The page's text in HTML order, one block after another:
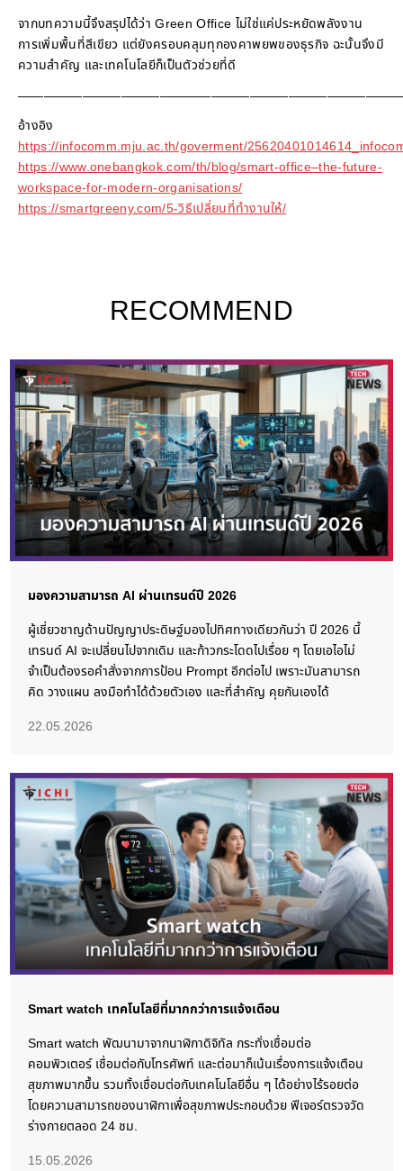
จากบทความนี้จึงสรุปได้ว่า Green Office ไม่ใช่แค่ประหยัดพลังงาน
การเพิ่มพื้นที่สีเขียว แต่ยังครอบคลุมทุกองคาพยพของธุรกิจ ฉะนั้นจึงมี
ความสำคัญ และเทคโนโลยีก็เป็นตัวช่วยที่ดี
อ้างอิง
https://infocomm.mju.ac.th/goverment/
https://www.onebangkok.com/th/blog/smart-office–the-future-
workspace-for-modern-organisations/
https://smartgreeny.com/5-วิธีเปลี่ยนที่ทำงานให้/
RECOMMEND
มองความสามารถ AI ผ่านเทรนด์ปี 2026
ผู้เชี่ยวชาญด้านปัญญาประดิษฐ์มองไปทิศทางเดียวกันว่า ปี 2026 นี้
เทรนด์ AI จะเปลี่ยนไปจากเดิม และก้าวกระโดดไปเรื่อย ๆ โดยเอไอไม่
จำเป็นต้องรอคำสั่งจากการป้อน Prompt อีกต่อไป เพราะมันสามารถ
คิด วางแผน ลงมือทำได้ด้วยตัวเอง และที่สำคัญ คุยกันเองได้
22.05.2026
Smart watch เทคโนโลยีที่มากกว่าการแจ้งเตือน
Smart watch พัฒนามาจากนาฬิกาดิจิทัล กระทั่งเชื่อมต่อ
คอมพิวเตอร์ เชื่อมต่อกับโทรศัพท์ และต่อมาก็เน้นเรื่องการแจ้งเตือน
สุขภาพมากขึ้น รวมทั้งเชื่อมต่อกับเทคโนโลยีอื่น ๆ ได้อย่างไร้รอยต่อ
โดยความสามารถของนาฬิกาเพื่อสุขภาพประกอบด้วย ฟีเจอร์ตรวจวัด
ร่างกายตลอด 24 ชม.
15.05.2026